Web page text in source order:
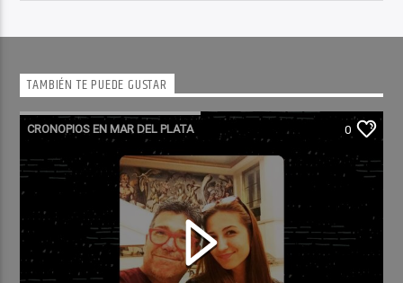
TAMBIÉN TE PUEDE GUSTAR
CRONOPIOS EN MAR DEL PLATA 0